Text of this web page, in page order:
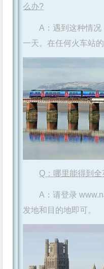
么办?
A：遇到这种情况
一天。在任何火车站
Q：哪里能得到
A：请登录
发地和目的地即可。